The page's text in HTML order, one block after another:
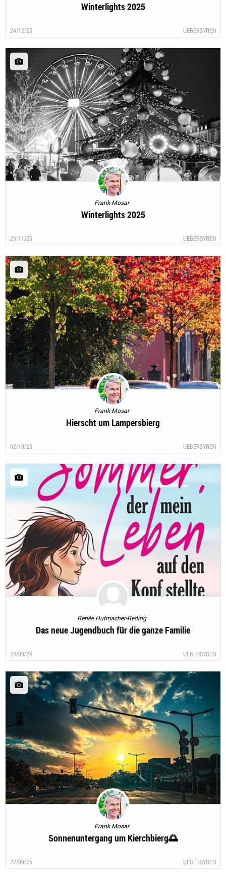
Winterlights 2025
24/12/25 UEBERSYREN
Frank Mosar
Winterlights 2025
29/11/25 UEBERSYREN
Frank Mosar
Hierscht um Lampersbierg
02/10/25 UEBERSYREN
Renée Hutmacher-Reding
Das neue Jugendbuch für die ganze Familie
24/09/25 UEBERSYREN
Frank Mosar
Sonnenuntergang um Kierchbierg🌅
22/09/25 UEBERSYREN